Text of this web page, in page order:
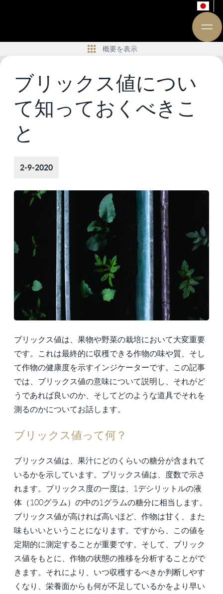
概要を表示
ブリックス値につい
て知っておくべきこ
と
2-9-2020
ブリックス値は、果物や野菜の栽培において大変重要
です。これは最終的に収穫できる作物の味や質、そし
て作物の健康度を示すインジケーターです。この記事
では、ブリックス値の意味について説明し、それがど
うであれば良いのか、そしてどのような道具でそれを
測るのかについてお話します。
ブリックス値って何？
ブリックス値は、果汁にどのくらいの糖分が含まれて
いるかを示しています。ブリックス値は、度数で示さ
れます。ブリックス度の一度は、1デシリットルの液
体（100グラム）の中の1グラムの糖分に相当します。
ブリックス値が高ければ高いほど、作物は甘く、また
味もいいということになります。ですから、この値を
定期的に測定することが重要です。そして、ブリック
ス値をもとに、作物の状態の推移を分析することがで
きます。それにより、いつ収穫するべきか判断しやす
くなり、栄養面からも何が不足しているかをより早い